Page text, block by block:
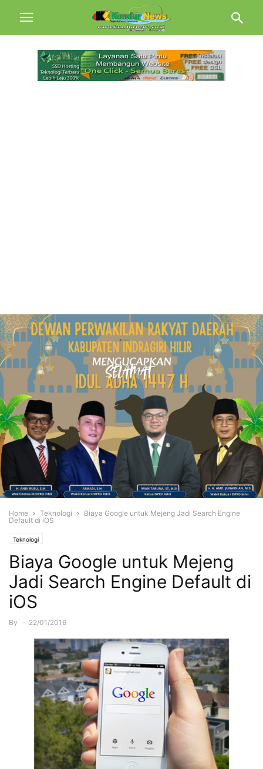
Home Teknologi
Biaya Google untuk Mejeng Jadi Search Engine
Default di iOS
Teknologi
Biaya Google untuk Mejeng
Jadi Search Engine Default di
iOS
By - 22/01/2016